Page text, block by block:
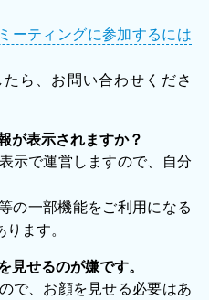
ーティングに参加するには
ら、お問い合わせくださ
が表示されますか？
示で運営しますので、自分
の一部機能をご利用になる
ます。
見せるのが嫌です。
で、お顔を見せる必要はあ